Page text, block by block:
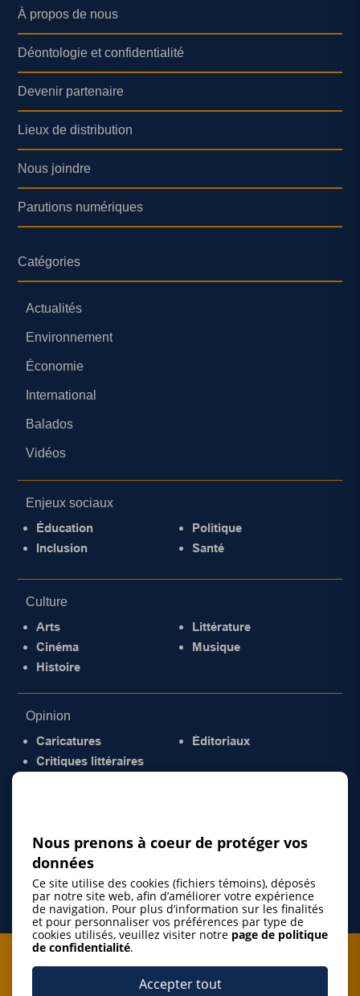
À propos de nous
Déontologie et confidentialité
Devenir partenaire
Lieux de distribution
Nous joindre
Parutions numériques
Catégories
Actualités
Environnement
Économie
International
Balados
Vidéos
Enjeux sociaux
Éducation
Inclusion
Politique
Santé
Culture
Arts
Cinéma
Histoire
Littérature
Musique
Opinion
Caricatures
Critiques littéraires
Éditoriaux
Je m'abonne à l'infolettre
Nous prenons à coeur de protéger vos
données
Ce site utilise des cookies (fichiers témoins), déposés
par notre site web, afin d’améliorer votre expérience
de navigation. Pour plus d’information sur les finalités
et pour personnaliser vos préférences par type de
cookies utilisés, veuillez visiter notre page de politique
de confidentialité.
Accepter tout